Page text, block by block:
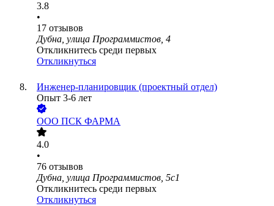
3.8
•
17 отзывов
Дубна, улица Программистов, 4
Откликнитесь среди первых
Откликнуться
Инженер-планировщик (проектный отдел)
Опыт 3-6 лет
ООО ПСК ФАРМА
4.0
•
76 отзывов
Дубна, улица Программистов, 5с1
Откликнитесь среди первых
Откликнуться